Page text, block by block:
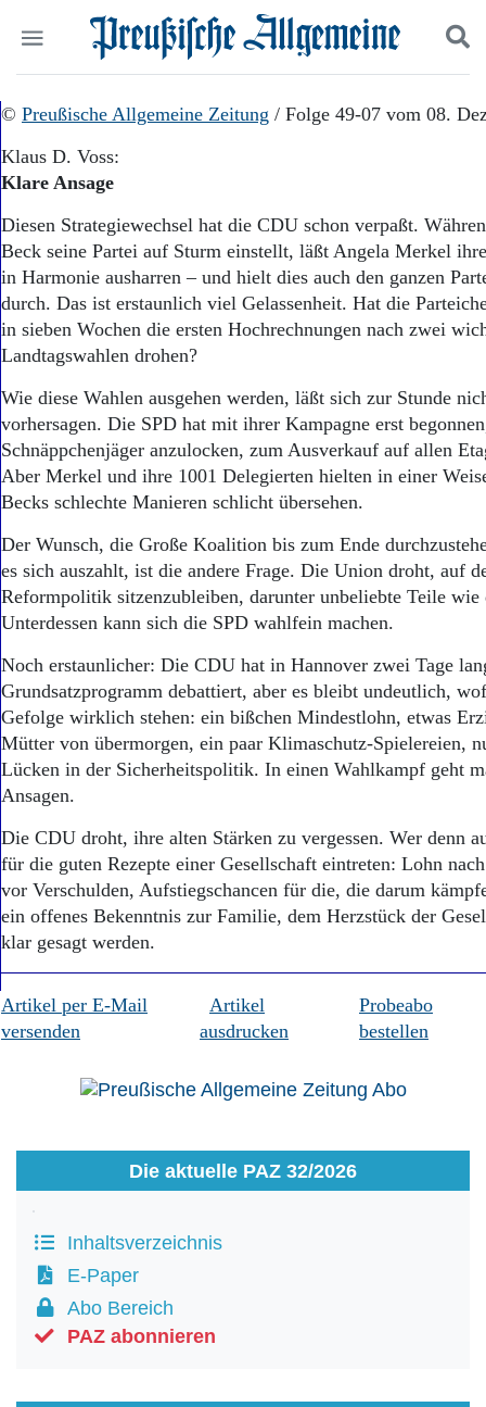
Wer wir sind
Aktuelle Ausgabe
Abonnenten-Login
Abonnent werden
Abo Prämien
Archiv
Mediadaten
Politik
Leben
Geschichte
Ostpreußen
Pommern
Berlin-Brandenburg
Bücher
Impressum
Datenschutz
Suchen und finden
© Preußische Allgemeine Zeitung / Folge 49-07 vom 08.
Klaus D. Voss:
Klare Ansage
Diesen Strategiewechsel hat die CDU schon verpaßt.
Beck seine Partei auf Sturm einstellt, läßt Angela Merkel
in Harmonie ausharren – und hielt dies auch den ganzen
durch. Das ist erstaunlich viel Gelassenheit. Hat die
in sieben Wochen die ersten Hochrechnungen nach zwei
Landtagswahlen drohen?
Wie diese Wahlen ausgehen werden, läßt sich zur Stunde
vorhersagen. Die SPD hat mit ihrer Kampagne erst
Schnäppchenjäger anzulocken, zum Ausverkauf auf allen
Aber Merkel und ihre 1001 Delegierten hielten in einer
Becks schlechte Manieren schlicht übersehen.
Der Wunsch, die Große Koalition bis zum Ende
es sich auszahlt, ist die andere Frage. Die Union droht, auf
Reformpolitik sitzenzubleiben, darunter unbeliebte Teile
Unterdessen kann sich die SPD wahlfein machen.
Noch erstaunlicher: Die CDU hat in Hannover zwei Tage
Grundsatzprogramm debattiert, aber es bleibt undeutlich,
Gefolge wirklich stehen: ein bißchen Mindestlohn, etwas
Mütter von übermorgen, ein paar Klimaschutz-Spielereien,
Lücken in der Sicherheitspolitik. In einen Wahlkampf geht
Ansagen.
Die CDU droht, ihre alten Stärken zu vergessen. Wer denn
für die guten Rezepte einer Gesellschaft eintreten: Lohn
vor Verschulden, Aufstiegschancen für die, die darum
ein offenes Bekenntnis zur Familie, dem Herzstück der
klar gesagt werden.
Artikel per E-Mail
versenden
Artikel
ausdrucken
Probeabo
bestellen
Die aktuelle PAZ 32/2026
Inhaltsverzeichnis
E-Paper
Abo Bereich
PAZ abonnieren